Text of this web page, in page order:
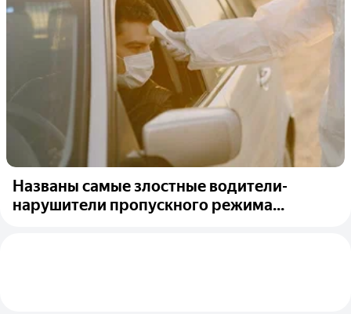
Названы самые злостные водители-
нарушители пропускного режима...